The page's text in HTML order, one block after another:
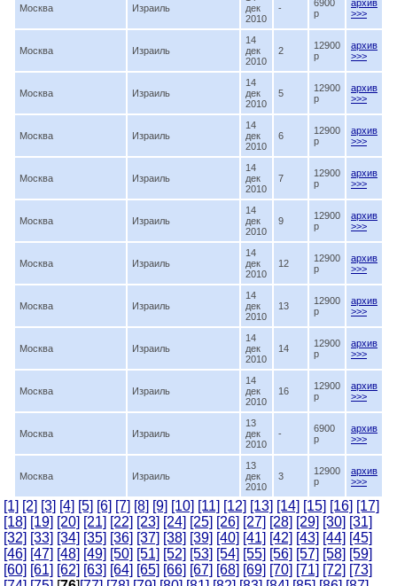
Москва Израиль
дек
2010
-
6900
p
архив
>>>
Москва Израиль
14
дек
2010
2
12900
p
архив
>>>
Москва Израиль
14
дек
2010
5
12900
p
архив
>>>
Москва Израиль
14
дек
2010
6
12900
p
архив
>>>
Москва Израиль
14
дек
2010
7
12900
p
архив
>>>
Москва Израиль
14
дек
2010
9
12900
p
архив
>>>
Москва Израиль
14
дек
2010
12
12900
p
архив
>>>
Москва Израиль
14
дек
2010
13
12900
p
архив
>>>
Москва Израиль
14
дек
2010
14
12900
p
архив
>>>
Москва Израиль
14
дек
2010
16
12900
p
архив
>>>
Москва Израиль
13
дек
2010
-
6900
p
архив
>>>
Москва Израиль
13
дек
2010
3
12900
p
архив
>>>
[1] [2] [3] [4] [5] [6] [7] [8] [9] [10] [11] [12] [13] [14] [15] [16] [17]
[18] [19] [20] [21] [22] [23] [24] [25] [26] [27] [28] [29] [30] [31]
[32] [33] [34] [35] [36] [37] [38] [39] [40] [41] [42] [43] [44] [45]
[46] [47] [48] [49] [50] [51] [52] [53] [54] [55] [56] [57] [58] [59]
[60] [61] [62] [63] [64] [65] [66] [67] [68] [69] [70] [71] [72] [73]